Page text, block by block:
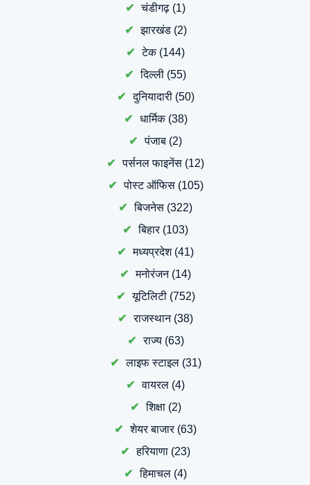
चंडीगढ़ (1)
झारखंड(2)
टेक(144)
दिल्ली (55)
दुनियादारी(50)
धार्मिक(38)
पंजाब (2)
पर्सनल फाइनेंस (12)
पोस्ट ऑफिस(105)
बिजनेस (322)
बिहार(103)
मध्यप्रदेश(41)
मनोरंजन(14)
यूटिलिटी(752)
राजस्थान(38)
राज्य(63)
लाइफ स्टाइल(31)
वायरल (4)
शिक्षा(2)
शेयर बाजार(63)
हरियाणा (23)
हिमाचल (4)